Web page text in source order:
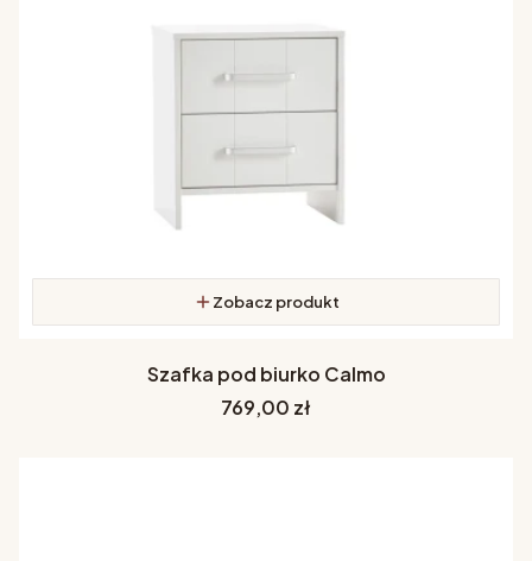
Zobacz produkt
Szafka pod biurko Calmo
Cena
769,00 zł